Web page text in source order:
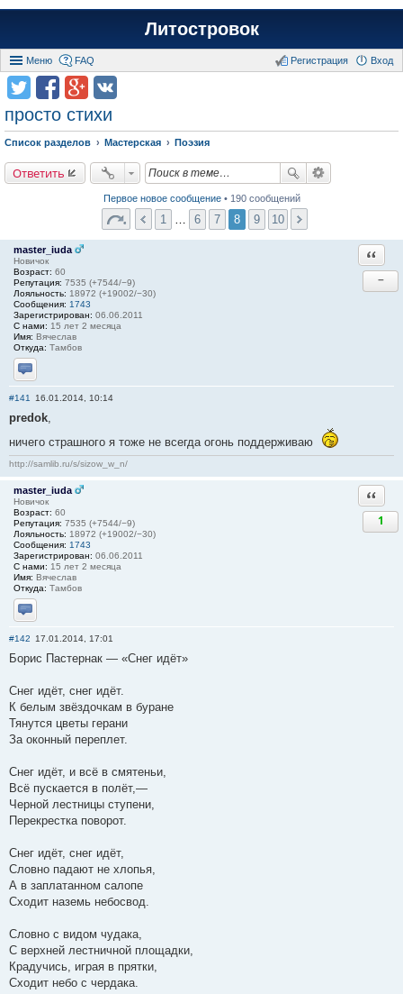
Литостровок
Меню FAQ Вход
Регистрация
просто стихи
Список разделов Мастерская Поэзия
Ответить
Первое новое сообщение• 190 сообщений
1 6 7 8 9 10
master_iuda
Новичок
Возраст: 60
Репутация: 7535 (+7544/−9)
Лояльность: 18972 (+19002/−30)
Сообщения: 1743
Зарегистрирован: 06.06.2011
С нами: 15 лет 2 месяца
Имя: Вячеслав
Откуда: Тамбов
Отправить личное сообщение
−
#141 16.01.2014, 10:14
predok,
ничего страшного я тоже не всегда огонь поддерживаю
http://samlib.ru/s/sizow_w_n/
master_iuda
Новичок
Возраст: 60
Репутация: 7535 (+7544/−9)
Лояльность: 18972 (+19002/−30)
Сообщения: 1743
Зарегистрирован: 06.06.2011
С нами: 15 лет 2 месяца
Имя: Вячеслав
Откуда: Тамбов
Отправить личное сообщение
1
#142 17.01.2014, 17:01
Борис Пастернак — «Снег идёт»
Снег идёт, снег идёт.
К белым звёздочкам в буране
Тянутся цветы герани
За оконный переплет.
Снег идёт, и всё в смятеньи,
Всё пускается в полёт,—
Черной лестницы ступени,
Перекрестка поворот.
Снег идёт, снег идёт,
Словно падают не хлопья,
А в заплатанном салопе
Сходит наземь небосвод.
Словно с видом чудака,
С верхней лестничной площадки,
Крадучись, играя в прятки,
Сходит небо с чердака.